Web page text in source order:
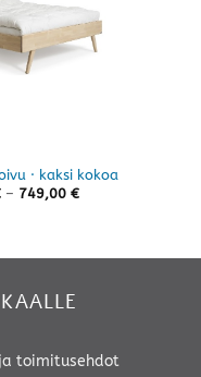
· kaksi kokoa
– 749,00 €Hintaluokka:
toimitusehdot